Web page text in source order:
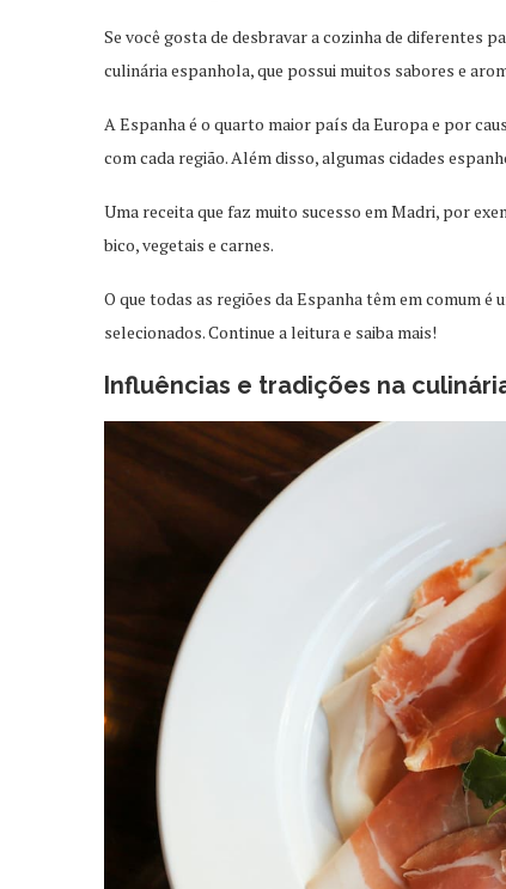
Se você gosta de desbravar a cozinha de diferentes
culinária espanhola, que possui muitos sabores e
A Espanha é o quarto maior país da Europa e por
com cada região. Além disso, algumas cidades
Uma receita que faz muito sucesso em Madri, por
bico, vegetais e carnes.
O que todas as regiões da Espanha têm em comum
selecionados. Continue a leitura e saiba mais!
Influências e tradições na